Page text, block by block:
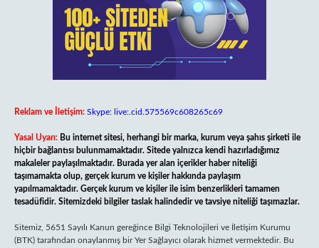
Reklam ve İletişim: Skype: live:.cid.575569c608265c69
Yasal Uyarı: Bu internet sitesi, herhangi bir marka, kurum veya şahıs şirketi ile
hiçbir bağlantısı bulunmamaktadır. Sitede yalnızca kendi hazırladığımız
makaleler paylaşılmaktadır. Burada yer alan içerikler haber niteliği
taşımamakta olup, gerçek kurum ve kişiler hakkında paylaşım
yapılmamaktadır. Gerçek kurum ve kişiler ile isim benzerlikleri tamamen
tesadüfidir. Sitemizdeki bilgiler taslak halindedir ve tavsiye niteliği taşımazlar.
Sitemiz, 5651 Sayılı Kanun gereğince Bilgi Teknolojileri ve İletişim Kurumu
(BTK) tarafından onaylanmış bir Yer Sağlayıcı olarak hizmet vermektedir. Bu